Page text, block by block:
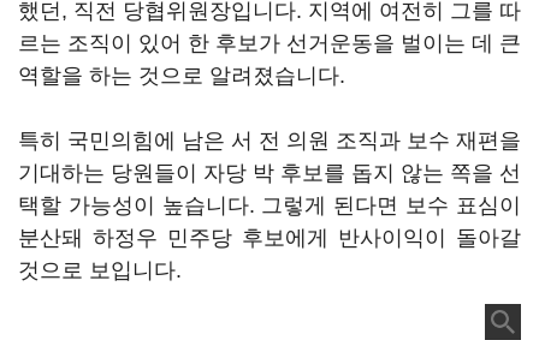
했던, 직전 당협위원장입니다. 지역에 여전히 그를 따
르는 조직이 있어 한 후보가 선거운동을 벌이는 데 큰
역할을 하는 것으로 알려졌습니다.
특히 국민의힘에 남은 서 전 의원 조직과 보수 재편을
기대하는 당원들이 자당 박 후보를 돕지 않는 쪽을 선
택할 가능성이 높습니다. 그렇게 된다면 보수 표심이
분산돼 하정우 민주당 후보에게 반사이익이 돌아갈
것으로 보입니다.